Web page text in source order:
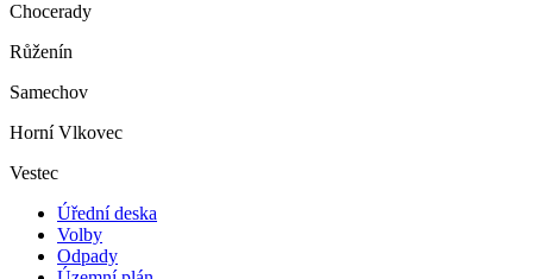
Chocerady
Růženín
Samechov
Horní Vlkovec
Vestec
Úřední deska
Volby
Odpady